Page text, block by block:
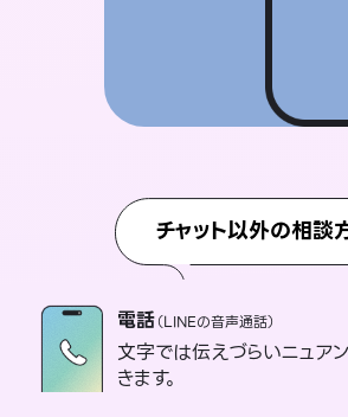
チャット以外の相談
電話（LINEの音声通話）
文字では伝えづらいニュア
きます。